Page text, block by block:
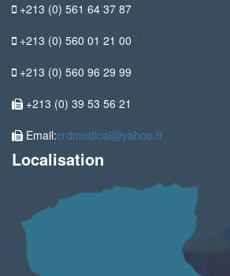
+213 (0) 561 64 37 87
+213 (0) 560 01 21 00
+213 (0) 560 96 29 99
+213 (0) 39 53 56 21
Email:crdmedical@yahoo.fr
Localisation